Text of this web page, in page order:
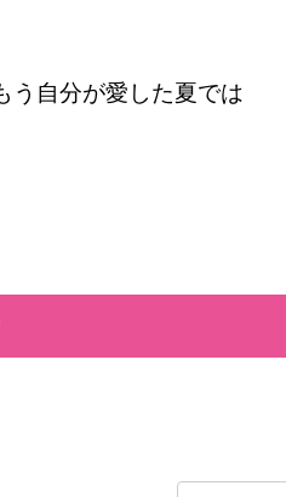
う自分が愛した夏では